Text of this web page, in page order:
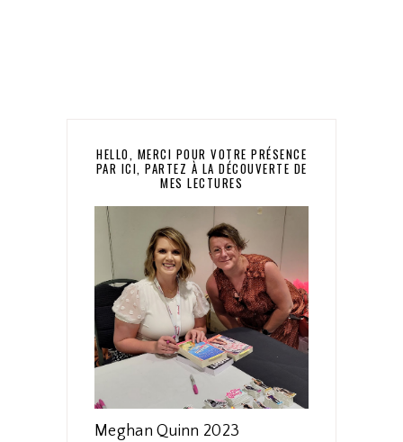
HELLO, MERCI POUR VOTRE PRÉSENCE
PAR ICI, PARTEZ À LA DÉCOUVERTE DE
MES LECTURES
Meghan Quinn 2023